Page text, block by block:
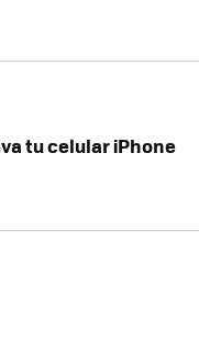
tu celular iPhone